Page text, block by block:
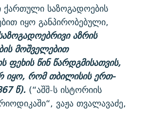
ქართული საზოგადოების
იყო განპირობებული,
აზრის
მოშველებით
წინ წარდგმისათვის,
იყო, რომ თბილისის ერთ-
წ). (“აშშ-ს ისტორიის
ვაჟა თვალავაძე,